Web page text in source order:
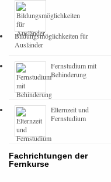
Bildungsmöglichkeiten für
Ausländer
Fernstudium mit
Behinderung
Elternzeit und
Fernstudium
Fachrichtungen der
Fernkurse